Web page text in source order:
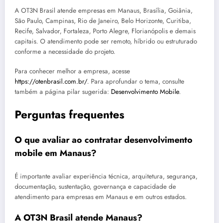
A OT3N Brasil atende empresas em Manaus, Brasília, Goiânia,
São Paulo, Campinas, Rio de Janeiro, Belo Horizonte, Curitiba,
Recife, Salvador, Fortaleza, Porto Alegre, Florianópolis e demais
capitais. O atendimento pode ser remoto, híbrido ou estruturado
conforme a necessidade do projeto.
Para conhecer melhor a empresa, acesse
https://otenbrasil.com.br/. Para aprofundar o tema, consulte
também a página pilar sugerida: Desenvolvimento Mobile.
Perguntas frequentes
O que avaliar ao contratar desenvolvimento
mobile em Manaus?
É importante avaliar experiência técnica, arquitetura, segurança,
documentação, sustentação, governança e capacidade de
atendimento para empresas em Manaus e em outros estados.
A OT3N Brasil atende Manaus?